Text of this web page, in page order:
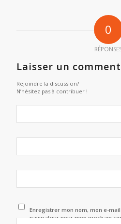
0
Laisser un
Rejoindre la discussion?
N’hésitez pas à contribuer !
Enregistrer mon nom, mon e-
navigateur pour mon prochain